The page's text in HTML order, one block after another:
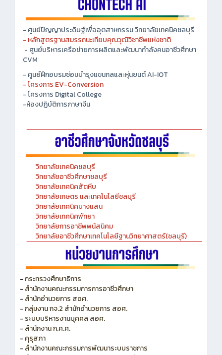
- ศูนย์ปัญญาประดิษฐ์เพื่ออุตสาหกรรม วิทยาลัยเทคนิคชลบุรี
- หลักสูตรฐานสมรรถนะเทียบคุณวุฒิวิชาชีพแห่งชาติ
- ศูนย์บริหารเครือข่ายการผลิตและพัฒนากำลังคนอาชีวศึกษา
CVM
- ศูนย์ฝึกอบรมซ่อมบำรุงแขนกลและหุ่นยนต์ AI-IOT
- โครงการ EV-Conversion
- โครงการ Digital College
วิทยาลัยเทคนิคชลบุรี
วิทยาลัยอาชีวศึกษาชลบุรี
วิทยาลัยเทคนิคสัตหีบ
วิทยาลัยเกษตร และเทคโนโลยีชลบุรี
วิทยาลัยเทคนิคบางแสน
วิทยาลัยเทคนิคพัทยา
วิทยาลัยการอาชีพพนัสนิคม
วิทยาลัยอาชีวศึกษาเทคโนโลยีฐานวิทยาศาสตร์(ชลบุรี)
- กระทรวงศึกษาธิการ
- สำนักงานคณะกรรมการการอาชีวศึกษา
- สำนักอำนวยการ สอศ.
- กลุ่มงาน กจ.2 สำนักอำนวยการ สอศ.
- ระบบบริหารงานบุคคล สอศ.
- สำนักงาน ก.ค.ศ.
- คุรุสภา